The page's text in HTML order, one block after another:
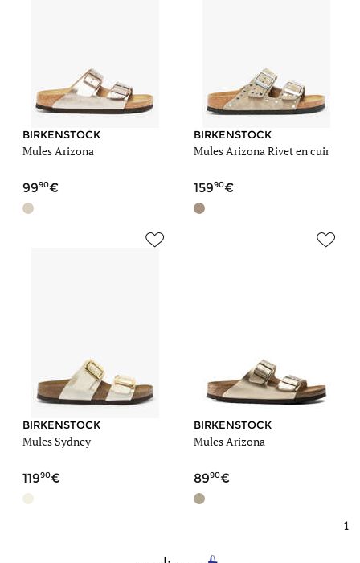
BIRKENSTOCK
Mules Arizona
9990
BIRKENSTOCK
Mules Arizona Rivet en cuir
15990
BIRKENSTOCK
Mules Sydney
11990
BIRKENSTOCK
Mules Arizona
8990
1